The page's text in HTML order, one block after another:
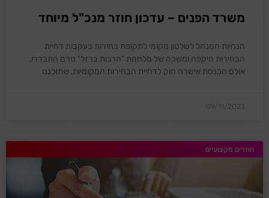
משרד הפנים – עדכון חוזר מנכ"ל מיוחד
הנחיות המנהל לשלטון מקומי לתקופת בחירות בעקבות דחיית
הבחירות היקפה ומשכה של מלחמת "חרבות ברזל" טרם התבררו,
אולם הכנסת אישרה חוק לדחיית הבחירות המקומיות, שתוכננו
09/11/2023
חוזרים מקצועיים